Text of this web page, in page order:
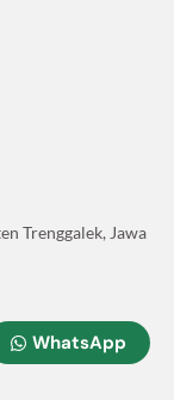
WhatsApp
Trenggalek, Jawa